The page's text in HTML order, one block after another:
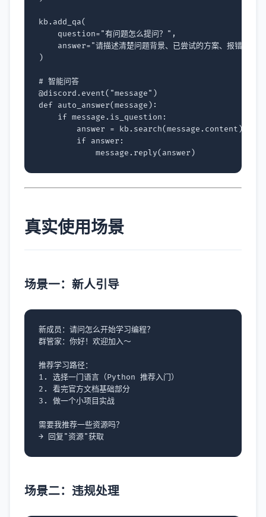
kb . add_qa(
question="有问题怎么提问？" ,
answer="请描述清楚问题背景、已尝试的方案、报错信息
)
# 智能问答
@discord . event( "message" )
def auto_answer(message ):
if message . is_question :
answer
= kb . search(message . content )
if answer :
message . reply( answer )
真实使用场景
场景一：新人引导
新成员：请问怎么开始学习编程？
群管家：你好！欢迎加入～
推荐学习路径：
1. 选择一门语言（Python 推荐入门）
2. 看完官方文档基础部分
3. 做一个小项目实战
需要我推荐一些资源吗？
场景二：违规处理